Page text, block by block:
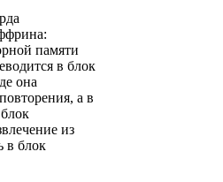
памяти
в блок
она
а в
из
в блок